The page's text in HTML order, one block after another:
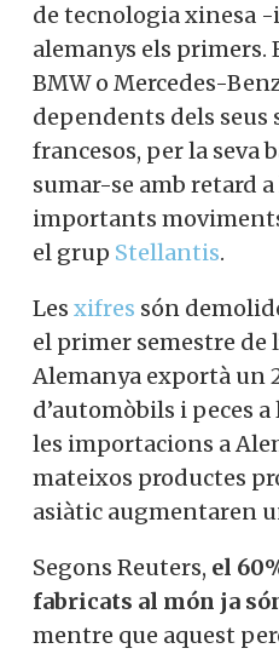
de tecnologia xinesa -
alemanys els primers.
BMW o Mercedes-
dependents dels seus
francesos, per la seva
sumar-se amb retard a
importants
el grup Stellantis.
Les xifres són
el primer semestre de
Alemanya exportà un
d’automòbils i peces
les importacions a
mateixos productes
asiàtic augmentaren
Segons Reuters, el
fabricats al món ja
mentre que aquest